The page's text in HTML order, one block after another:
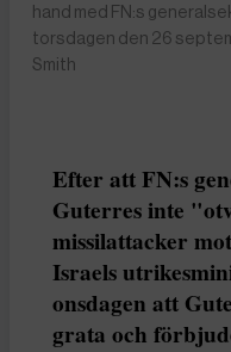
hand med FN:s
torsdagen den 26
Smith
Efter att FN:s
Guterres inte
missilattacker
Israels
onsdagen att
grata och